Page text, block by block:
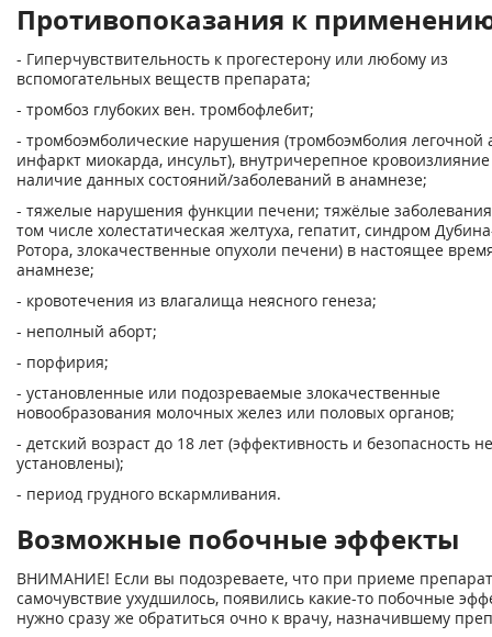
Противопоказания к
- Гиперчувствительность к прогестерону или любому из
вспомогательных веществ препарата;
- тромбоз глубоких вен. тромбофлебит;
- тромбоэмболические нарушения (тромбоэмболия легочной
инфаркт миокарда, инсульт), внутричерепное
наличие данных состояний/заболеваний в анамнезе;
- тяжелые нарушения функции печени; тяжёлые
том числе холестатическая желтуха, гепатит, синдром
Ротора, злокачественные опухоли печени) в настоящее
анамнезе;
- кровотечения из влагалища неясного генеза;
- неполный аборт;
- порфирия;
- установленные или подозреваемые злокачественные
новообразования молочных желез или половых органов;
- детский возраст до 18 лет (эффективность и безопасность не
установлены);
- период грудного вскармливания.
Возможные побочные эффекты
ВНИМАНИЕ! Если вы подозреваете, что при приеме
самочувствие ухудшилось, появились какие-то побочные
нужно сразу же обратиться очно к врачу, назначившему